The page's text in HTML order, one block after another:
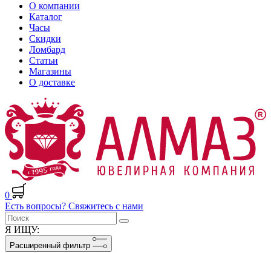
О компании
Каталог
Часы
Скидки
Ломбард
Статьи
Магазины
О доставке
0
Есть вопросы? Свяжитесь с нами
Я ИЩУ:
Расширенный фильтр